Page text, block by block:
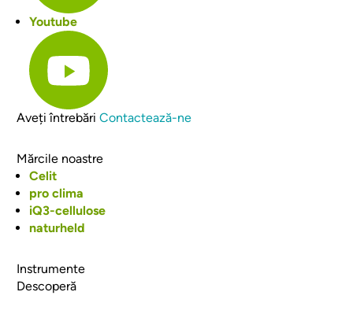
Youtube
Aveți întrebări Contactează-ne
Mărcile noastre
Celit
pro clima
iQ3-cellulose
naturheld
Instrumente
Descoperă